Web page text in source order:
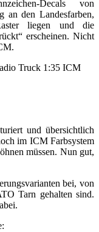
Decals von
an den Landesfarben,
liegen und die
erscheinen. Nicht
und übersichtlich
im ICM Farbsystem
müssen. Nun gut,
bei, von
Tarn gehalten sind.